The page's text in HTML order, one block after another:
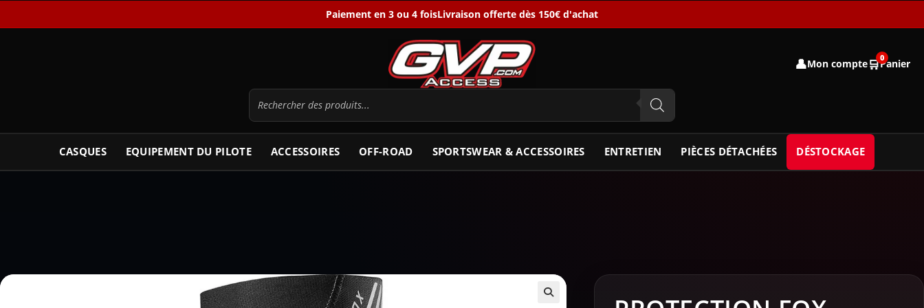
Paiement en 3 ou 4 foisLivraison offerte dès 150€ d'achat
👤Mon compte🛒0
Panier
CASQUES EQUIPEMENT DU PILOTE ACCESSOIRES OFF-ROAD SPORTSWEAR & ACCESSOIRES ENTRETIEN PIÈCES DÉTACHÉES DÉSTOCKAGE